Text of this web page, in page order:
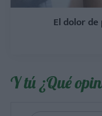
El dolor
Y tú ¿Qué